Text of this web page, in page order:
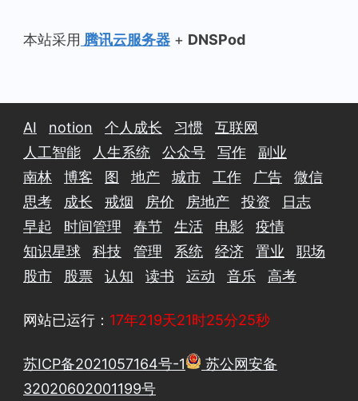
本站采用 腾讯云服务器 + DNSPod
AI notion 个人成长 习惯
互联网
人工智能
人生系统 公众号 写作
副业
南林
博客 图 地产 城市 工作 广告
微信
思考
成长 戒烟 房价 房地产 投资
日志
早起
时间管理 春节 生活 电影
疫情
知识星球
科技 管理 系统 经济 置业
职场
股市
股票 认知 读书 运动 音乐 高考
网站已运行： 17年219天21时25分25秒
苏ICP备2021057164号-1
苏公网安备
32020602001199号